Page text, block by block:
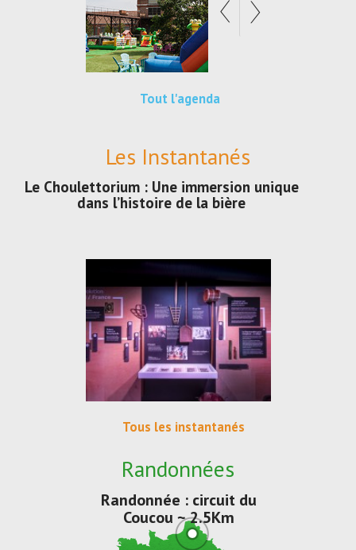
Tout l'agenda
Les Instantanés
Le Choulettorium : Une immersion unique
dans l’histoire de la bière
Tous les instantanés
Randonnées
Randonnée : circuit du
Coucou ~ 2.5Km